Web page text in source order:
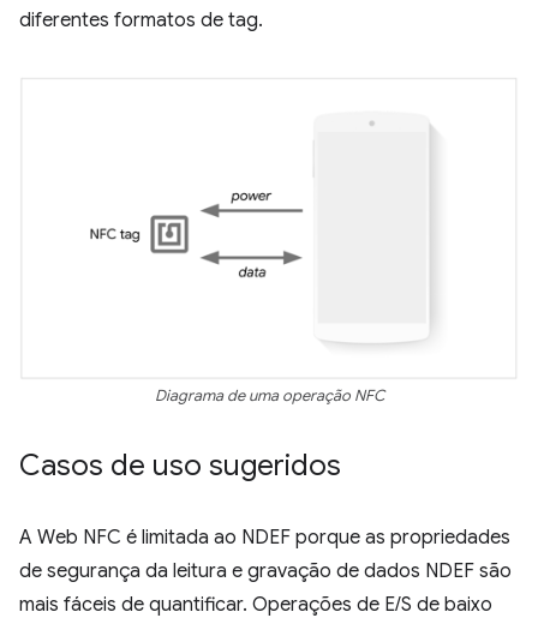
diferentes formatos de tag.
Diagrama de uma operação NFC
Casos de uso sugeridos
A Web NFC é limitada ao NDEF porque as propriedades
de segurança da leitura e gravação de dados NDEF são
mais fáceis de quantificar. Operações de E/S de baixo